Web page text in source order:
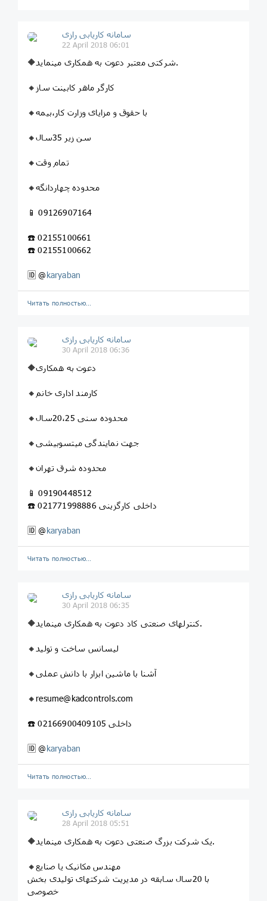
سامانه کاریابی رازی
22 April 2018 06:01
🔶شرکتی معتبر دعوت به همکاری مینماید.
🔸کارگر ماهر کابینت ساز
🔸با حقوق و مزایای وزارت کار،بیمه
🔸سن زیر 35سال
🔸تمام وقت
🔸محدوده چهاردانگه
📱 09126907164
☎️ 02155100661
☎️ 02155100662
🆔 @karyaban
Читать полностью…
سامانه کاریابی رازی
30 April 2018 06:36
🔶دعوت به همکاری
🔸کارمند اداری خانم
🔸محدوده سنی 20،25سال
🔸جهت نمایندگی میتسوبیشی
🔸محدوده شرق تهران
📱 09190448512
☎️ 02177199888داخلی کارگزینی 6
🆔 @karyaban
Читать полностью…
سامانه کاریابی رازی
30 April 2018 06:35
🔶کنترلهای صنعتی کاد دعوت به همکاری مینماید.
🔸لیسانس ساخت و تولید
🔸آشنا با ماشین ابزار با دانش عملی
🔸resume@kadcontrols.com
☎️ 02166900409داخلی 105
🆔 @karyaban
Читать полностью…
سامانه کاریابی رازی
28 April 2018 05:51
🔶یک شرکت بزرگ صنعتی دعوت به همکاری مینماید.
🔸مهندس مکانیک یا صنایع
با 20سال سابقه در مدیریت شرکتهای تولیدی بخش
خصوصی